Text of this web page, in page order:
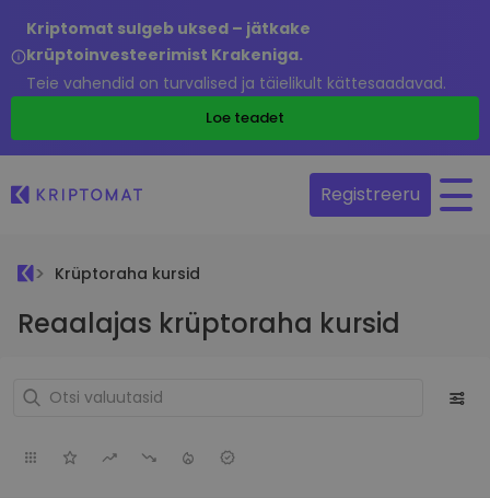
Kriptomat sulgeb uksed – jätkake
krüptoinvesteerimist Krakeniga.
Teie vahendid on turvalised ja täielikult kättesaadavad.
Loe teadet
Registreeru
Krüptoraha kursid
Reaalajas krüptoraha kursid